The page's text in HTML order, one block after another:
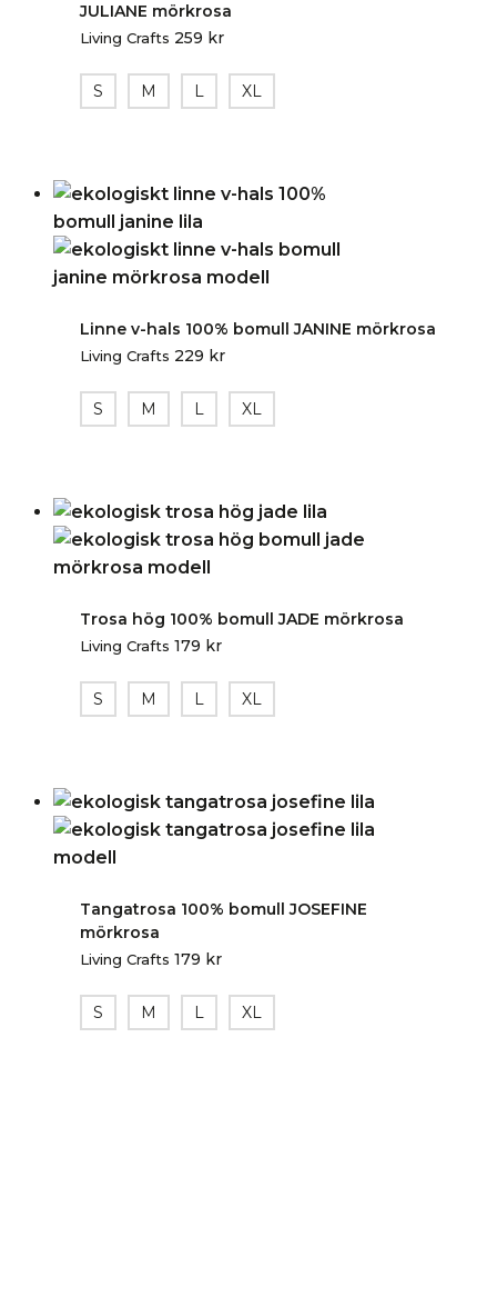
JULIANE mörkrosa
Living Crafts 259 kr
S M L XL
Linne v-hals 100% bomull JANINE mörkrosa
Living Crafts 229 kr
S M L XL
Trosa hög 100% bomull JADE mörkrosa
Living Crafts 179 kr
S M L XL
Tangatrosa 100% bomull JOSEFINE
mörkrosa
Living Crafts 179 kr
S M L XL